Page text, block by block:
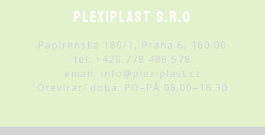
Plexiplast s.r.o
Papírenská 180/1, Praha 6, 160 00
tel. +420 778 486 578
email: info@plexiplast.cz
Otevírací doba: PO–PÁ 08.00–16.30